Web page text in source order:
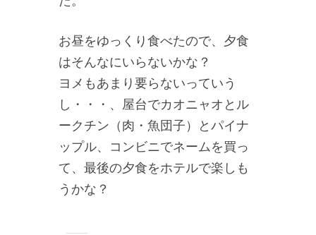
お昼をゆっくり食べたので、夕食
はそんなにいらないかな？
ヨメもあまり要らないっていう
し・・・、屋台でカオニャオとル
ークチン（肉・魚団子）とパイナ
ップル、コンビニでネームを買っ
て、最後の夕食をホテルで楽しも
うかな？